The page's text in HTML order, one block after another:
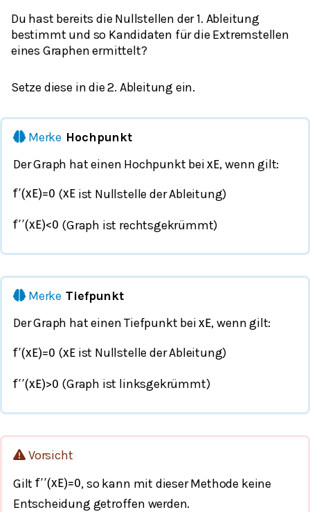
Du hast bereits die Nullstellen der 1. Ableitung
bestimmt und so Kandidaten für die Extremstellen
eines Graphen ermittelt?
Setze diese in die 2. Ableitung ein.
Merke Hochpunkt
Der Graph hat einen Hochpunkt beix E, wenn gilt:
f′(xE)=0 (xE ist Nullstelle der Ableitung)
f′′(xE)<0 (Graph ist rechtsgekrümmt)
Merke Tiefpunkt
Der Graph hat einen Tiefpunkt beixE, wenn gilt:
f′(xE)=0 (xE ist Nullstelle der Ableitung)
f′′(xE)>0 (Graph ist linksgekrümmt)
Vorsicht
Giltf′′(xE)=0, so kann mit dieser Methode keine
Entscheidung getroffen werden.